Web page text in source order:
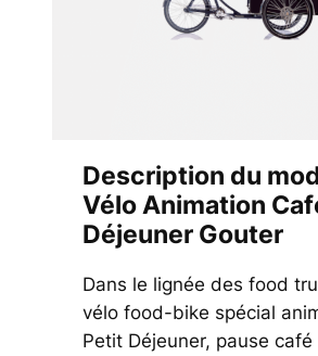
Description du
Vélo Animation
Déjeuner Gouter
Dans le lignée des food
vélo food-bike spécial
Petit Déjeuner, pause café